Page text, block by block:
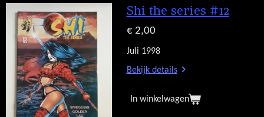
Shi the series #12
€ 2,00
Juli 1998
Bekijk details
In winkelwagen